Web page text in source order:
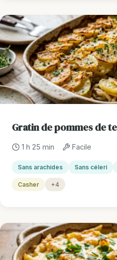
Gratin de pommes de
1 h 25 min Facile
Sans arachides Sans céleri
Casher +4